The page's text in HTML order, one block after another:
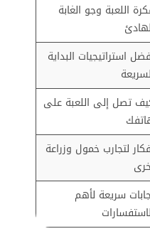
اللعبة وجو الغابة
استراتيجيات البداية
تصل إلى اللعبة على
لتجارب خمول وزراعة
سريعة لأهم